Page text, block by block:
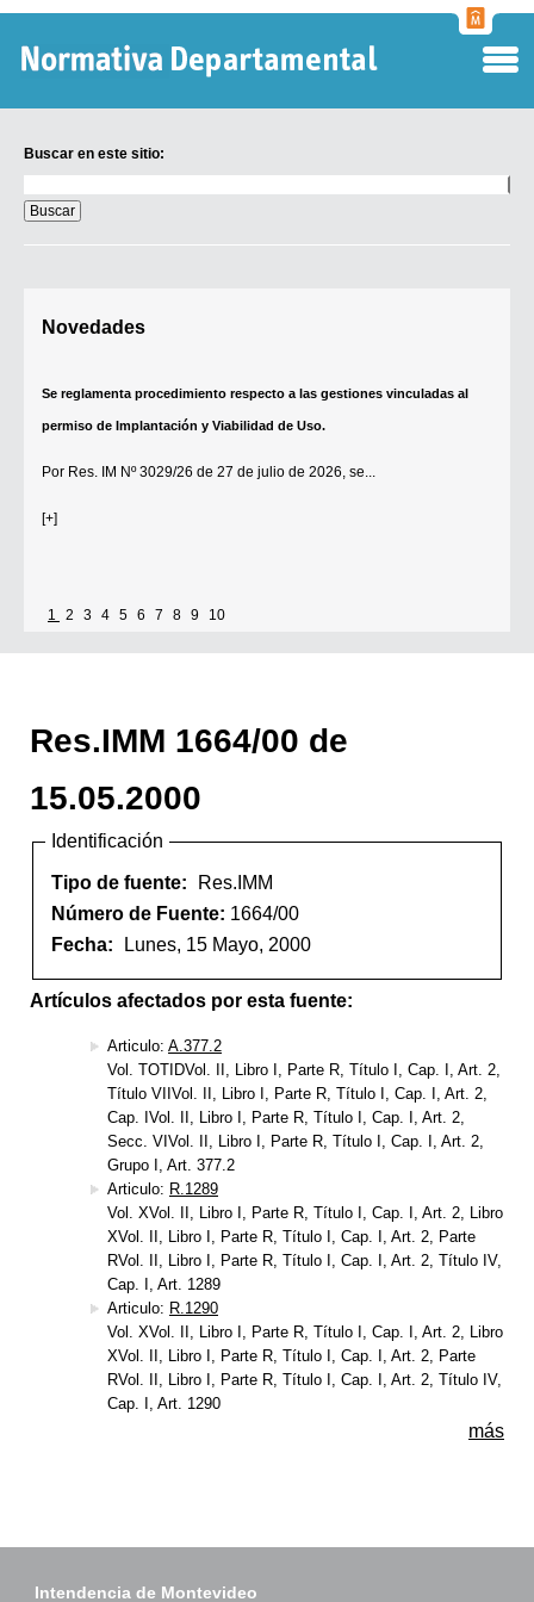
Buscar en este sitio:
en
este
sitio:
Novedades
Se reglamenta procedimiento respecto a las gestiones vinculadas al
permiso de Implantación y Viabilidad de Uso.
Por Res. IM Nº 3029/26 de 27 de julio de 2026, se...
[+]
1 2 3 4 5 6 7 8 9 10
Res.IMM 1664/00 de
15.05.2000
Identificación
Tipo de fuente:
Res.IMM
Número de Fuente: 1664/00
Fecha:
Lunes, 15 Mayo, 2000
Artículos afectados por esta fuente:
Articulo: A.377.2
Vol. TOTIDVol. II, Libro I, Parte R, Título I, Cap. I, Art. 2,
Título VIIVol. II, Libro I, Parte R, Título I, Cap. I, Art. 2,
Cap. IVol. II, Libro I, Parte R, Título I, Cap. I, Art. 2,
Secc. VIVol. II, Libro I, Parte R, Título I, Cap. I, Art. 2,
Grupo I, Art. 377.2
Articulo: R.1289
Vol. XVol. II, Libro I, Parte R, Título I, Cap. I, Art. 2, Libro
XVol. II, Libro I, Parte R, Título I, Cap. I, Art. 2, Parte
RVol. II, Libro I, Parte R, Título I, Cap. I, Art. 2, Título IV,
Cap. I, Art. 1289
Articulo: R.1290
Vol. XVol. II, Libro I, Parte R, Título I, Cap. I, Art. 2, Libro
XVol. II, Libro I, Parte R, Título I, Cap. I, Art. 2, Parte
RVol. II, Libro I, Parte R, Título I, Cap. I, Art. 2, Título IV,
Cap. I, Art. 1290
más
Intendencia de Montevideo